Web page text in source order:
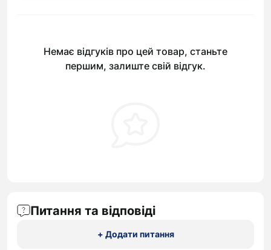
Немає відгуків про цей товар, станьте
першим, залиште свій відгук.
Питання та відповіді
+ Додати питання